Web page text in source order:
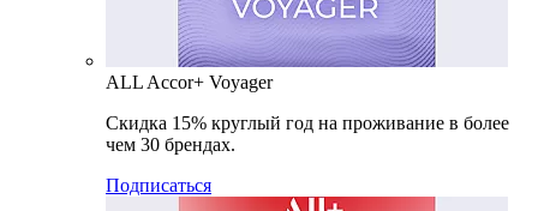
ALL Accor+ Voyager
Скидка 15% круглый год на проживание в более
чем 30 брендах.
Подписаться